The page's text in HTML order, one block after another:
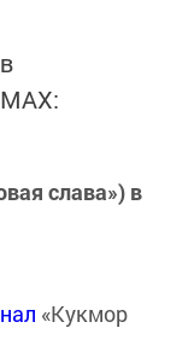
слава») в
«Кукмор